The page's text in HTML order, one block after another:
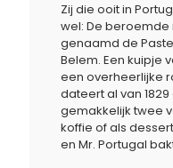
Zij die ooit in
wel: De
genaamd de
Belem. Een kuipje
een overheerlijke
dateert al van
gemakkelijk twee
koffie of als
en Mr. Portugal